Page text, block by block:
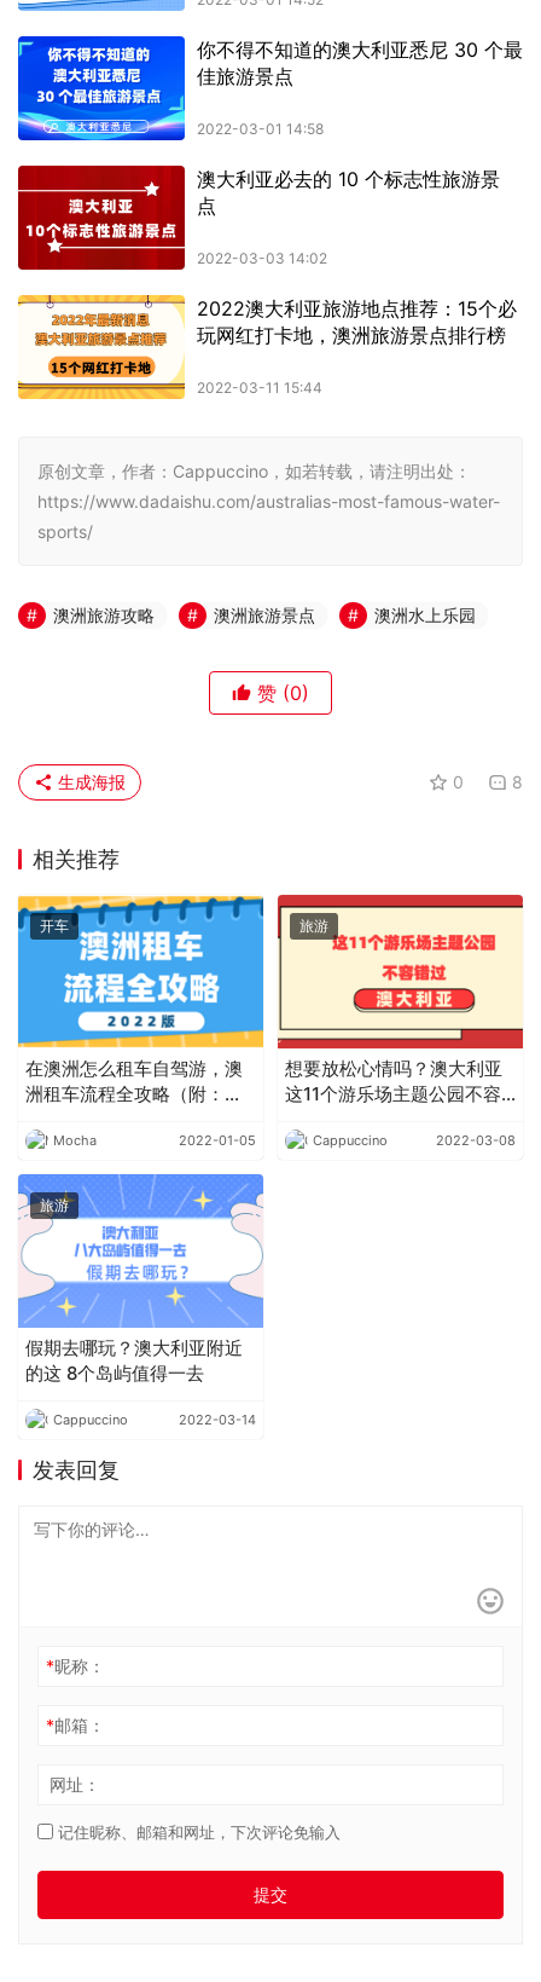
原创文章，作者：Cappuccino，如若转载，请注明出处：
https://www.dadaishu.com/australias-most-famous-water-
sports/
澳洲旅游攻略 澳洲旅游景点 澳洲水上乐园
赞 (0)
0 8
生成海报
相关推荐
开车
在澳洲怎么租车自驾游，澳
洲租车流程全攻略（附：澳
Mocha 2022-01-05
旅游
想要放松心情吗？澳大利亚
这11个游乐场主题公园不容
Cappuccino 2022-03-08
旅游
假期去哪玩？澳大利亚附近
的这 8个岛屿值得一去
Cappuccino 2022-03-14
发表回复
*昵称：
*邮箱：
网址：
记住昵称、邮箱和网址，下次评论免输入
提交